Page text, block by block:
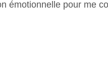
émotionnelle pour me